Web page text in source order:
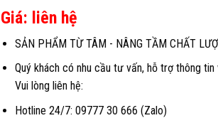
Giá: liên hệ
SẢN PHẨM TỪ TÂM - NÂNG TẦM CHẤT
Quý khách có nhu cầu tư vấn, hỗ trợ thông tin
Vui lòng liên hệ:
Hotline 24/7: 09777 30 666 (Zalo)